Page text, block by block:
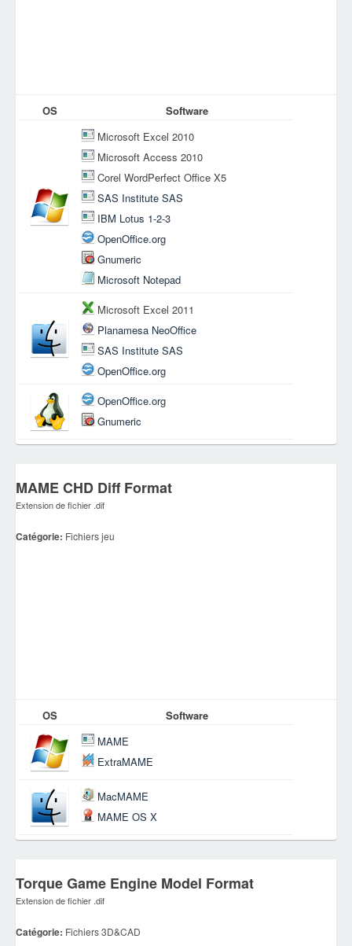
OS
Software
Microsoft Excel 2010
Microsoft Access 2010
Corel WordPerfect Office X5
SAS Institute SAS
IBM Lotus 1-2-3
OpenOffice.org
Gnumeric
Microsoft Notepad
Microsoft Excel 2011
Planamesa NeoOffice
SAS Institute SAS
OpenOffice.org
OpenOffice.org
Gnumeric
MAME CHD Diff Format
Extension de fichier .dif
Catégorie: Fichiers jeu
OS
Software
MAME
ExtraMAME
MacMAME
MAME OS X
Torque Game Engine Model Format
Extension de fichier .dif
Catégorie: Fichiers 3D&CAD